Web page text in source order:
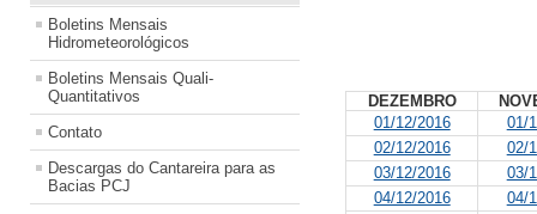
Boletins Mensais
Hidrometeorológicos
Boletins Mensais Quali-
Quantitativos
Contato
Descargas do Cantareira para as
Bacias PCJ
DEZEMBRO
01/12/2016
01/
02/12/2016
02/
03/12/2016
03/
04/12/2016
04/